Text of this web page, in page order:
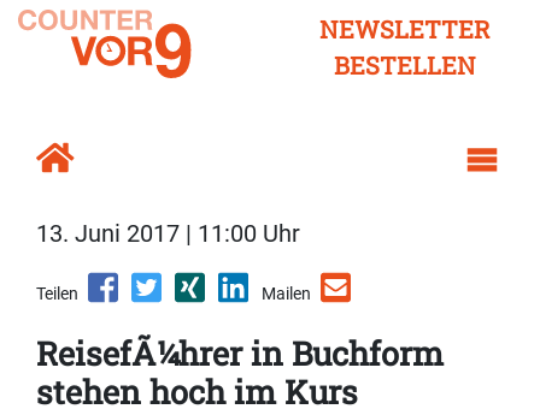
NEWSLETTER
BESTELLEN
13. Juni 2017 | 11:00 Uhr
Teilen Mailen
ReisefÃ¼hrer in Buchform
stehen hoch im Kurs